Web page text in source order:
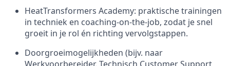
HeatTransformers Academy: praktische trainingen
in techniek en coaching-on-the-job, zodat je snel
groeit in je rol én richting vervolgstappen.
Doorgroeimogelijkheden (bijv. naar